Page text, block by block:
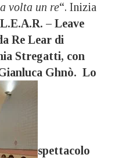
volta un re“. Inizia
– Leave
Re Lear di
Stregatti, con
Ghnò. Lo
spettacolo